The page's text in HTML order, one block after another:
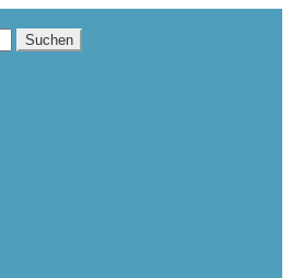
Suchen